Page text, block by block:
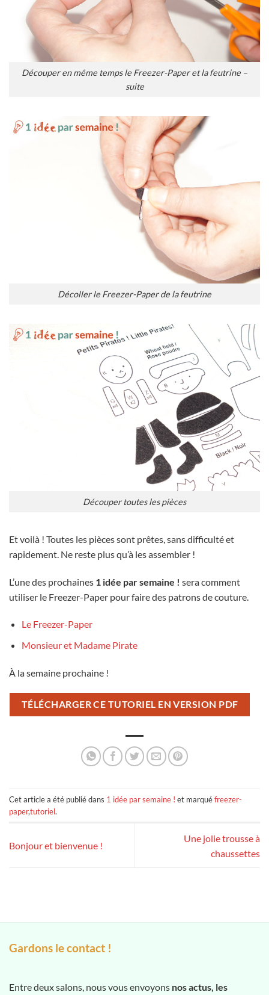
Découper en même temps le Freezer-Paper et la feutrine –
suite
Décoller le Freezer-Paper de la feutrine
Découper toutes les pièces
Et voilà ! Toutes les pièces sont prêtes, sans difficulté et
rapidement. Ne reste plus qu’à les assembler !
L’une des prochaines 1 idée par semaine ! sera comment
utiliser le Freezer-Paper pour faire des patrons de couture.
Le Freezer-Paper
Monsieur et Madame Pirate
À la semaine prochaine !
TÉLÉCHARGER CE TUTORIEL EN VERSION PDF
Cet article a été publié dans 1 idée par semaine ! et marquéfreezer-
paper,tutoriel.
Bonjour et bienvenue !
Une jolie trousse à
chaussettes
Gardons le contact !
Entre deux salons, nous vous envoyons nos actus, les